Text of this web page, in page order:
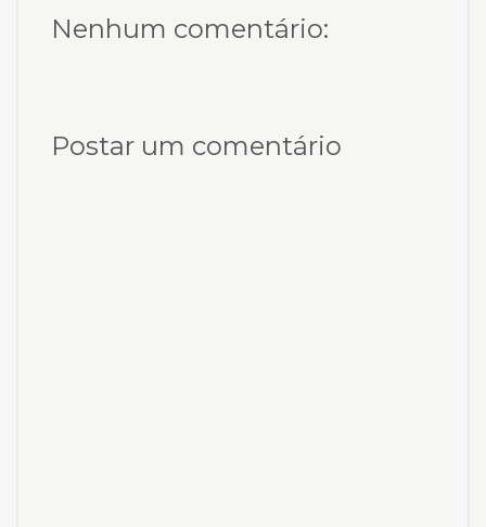
Nenhum comentário:
Postar um comentário